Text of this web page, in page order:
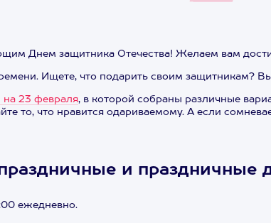
Днем защитника Отечества! Желаем вам
Ищете, что подарить своим защитникам?
на 23 февраля, в которой собраны различные
то, что нравится одариваемому. А если
и праздничные
ежедневно.